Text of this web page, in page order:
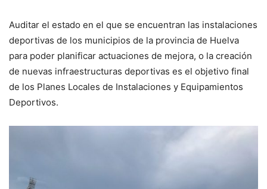
Auditar el estado en el que se encuentran las instalaciones
deportivas de los municipios de la provincia de Huelva
para poder planificar actuaciones de mejora, o la creación
de nuevas infraestructuras deportivas es el objetivo final
de los Planes Locales de Instalaciones y Equipamientos
Deportivos.